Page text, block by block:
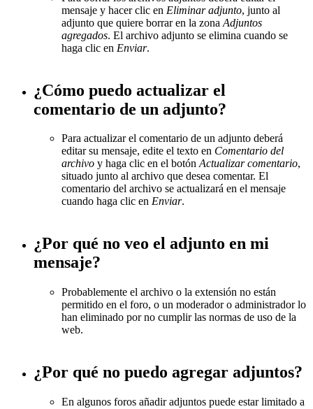
mensaje y hacer clic en Eliminar adjunto, junto al
adjunto que quiere borrar en la zona Adjuntos
agregados. El archivo adjunto se elimina cuando se
haga clic en Enviar.
¿Cómo puedo actualizar el
comentario de un adjunto?
Para actualizar el comentario de un adjunto deberá
editar su mensaje, edite el texto en Comentario del
archivo y haga clic en el botónActualizar comentario,
situado junto al archivo que desea comentar. El
comentario del archivo se actualizará en el mensaje
cuando haga clic en Enviar.
¿Por qué no veo el adjunto en mi
mensaje?
Probablemente el archivo o la extensión no están
permitido en el foro, o un moderador o administrador lo
han eliminado por no cumplir las normas de uso de la
web.
¿Por qué no puedo agregar adjuntos?
En algunos foros añadir adjuntos puede estar limitado a